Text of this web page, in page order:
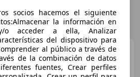
Kia Picanto 1.0 DPi Concept
socios hacemos el siguiente
la información en
o acceder a ella, Analizar
del dispositivo para
al público a través de
de la combinación de datos
fuentes, Crear perfiles